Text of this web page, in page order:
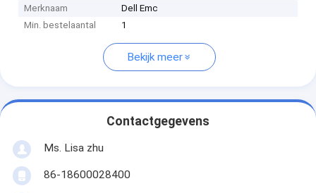
Merknaam
Dell Emc
Min. bestelaantal
1
Bekijk meer
Contactgegevens
Ms. Lisa zhu
86-18600028400